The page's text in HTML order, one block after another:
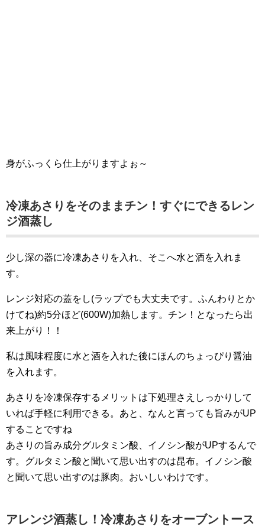
身がふっくら仕上がりますよぉ～
冷凍あさりをそのままチン！すぐにできるレン
ジ酒蒸し
少し深の器に冷凍あさりを入れ、そこへ水と酒を入れま
す。
レンジ対応の蓋をし(ラップでも大丈夫です。ふんわりとか
けてね)約5分ほど(600W)加熱します。チン！となったら出
来上がり！！
私は風味程度に水と酒を入れた後にほんのちょっぴり醤油
を入れます。
あさりを冷凍保存するメリットは下処理さえしっかりして
いれば手軽に利用できる。あと、なんと言っても旨みがUP
することですね
あさりの旨み成分グルタミン酸、イノシン酸がUPするんで
す。グルタミン酸と聞いて思い出すのは昆布。イノシン酸
と聞いて思い出すのは豚肉。おいしいわけです。
アレンジ酒蒸し！冷凍あさりをオーブントース